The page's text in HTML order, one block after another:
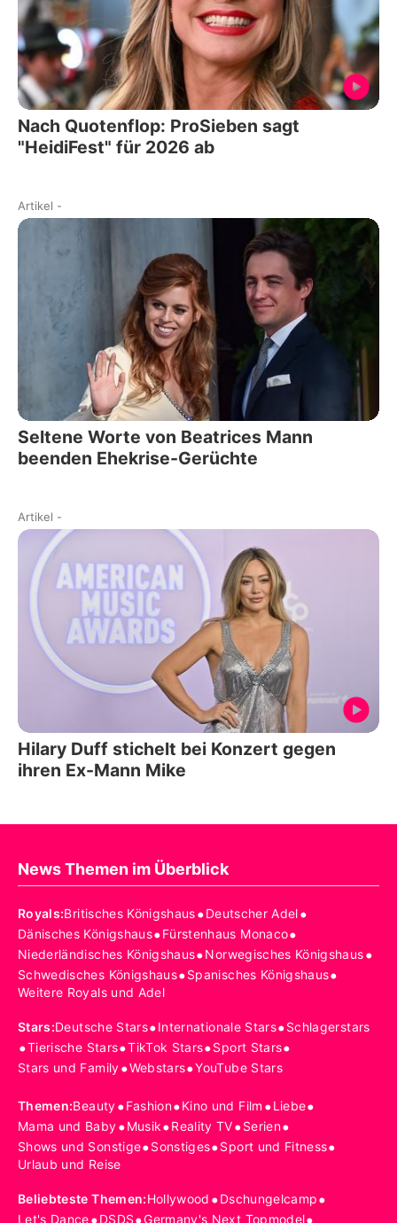
Nach Quotenflop: ProSieben sagt
"HeidiFest" für 2026 ab
Artikel -
Seltene Worte von Beatrices Mann
beenden Ehekrise-Gerüchte
Artikel -
Hilary Duff stichelt bei Konzert gegen
ihren Ex-Mann Mike
News Themen im Überblick
Royals:Britisches Königshaus•Deutscher Adel•
Dänisches Königshaus•Fürstenhaus Monaco•
Niederländisches Königshaus•Norwegisches Königshaus•
Schwedisches Königshaus•Spanisches Königshaus•
Weitere Royals und Adel
Stars:Deutsche Stars•Internationale Stars•Schlagerstars
•Tierische Stars•TikTok Stars•Sport Stars•
Stars und Family•Webstars•YouTube Stars
Themen:Beauty•Fashion•Kino und Film •Liebe•
Mama und Baby•Musik•Reality TV•Serien•
Shows und Sonstige•Sonstiges•Sport und Fitness•
Urlaub und Reise
Beliebteste Themen:Hollywood •Dschungelcamp•
Let's Dance DSDS Germany's Next Topmodel